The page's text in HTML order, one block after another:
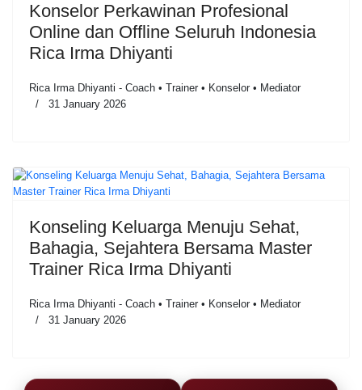
Konselor Perkawinan Profesional
Online dan Offline Seluruh Indonesia
Rica Irma Dhiyanti
Rica Irma Dhiyanti - Coach • Trainer • Konselor • Mediator
31 January 2026
Konseling Keluarga Menuju Sehat,
Bahagia, Sejahtera Bersama Master
Trainer Rica Irma Dhiyanti
Rica Irma Dhiyanti - Coach • Trainer • Konselor • Mediator
31 January 2026